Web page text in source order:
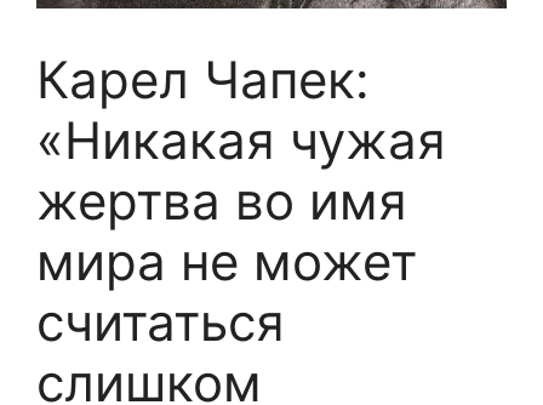
Карел Чапек:
«Никакая чужая
жертва во имя
мира не может
считаться
слишком